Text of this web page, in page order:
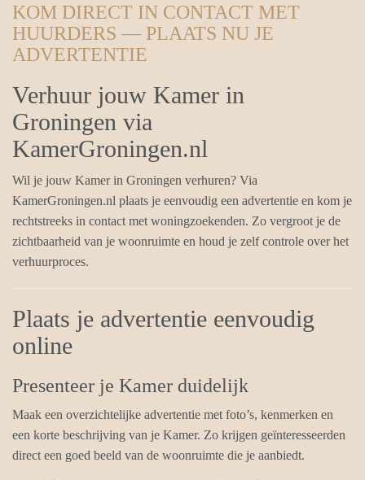
KOM DIRECT IN CONTACT MET
HUURDERS — PLAATS NU JE
ADVERTENTIE
Verhuur jouw Kamer in
Groningen via
KamerGroningen.nl
Wil je jouw Kamer in Groningen verhuren? Via
KamerGroningen.nl plaats je eenvoudig een advertentie en kom je
rechtstreeks in contact met woningzoekenden. Zo vergroot je de
zichtbaarheid van je woonruimte en houd je zelf controle over het
verhuurproces.
Plaats je advertentie eenvoudig
online
Presenteer je Kamer duidelijk
Maak een overzichtelijke advertentie met foto’s, kenmerken en
een korte beschrijving van je Kamer. Zo krijgen geïnteresseerden
direct een goed beeld van de woonruimte die je aanbiedt.